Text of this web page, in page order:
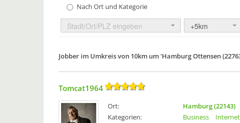
Nach Ort und Kategorie
Stadt/Ort/PLZ eingeben +5km
Jobber im Umkreis von 10km um 'Hamburg Ottensen
Tomcat1964
Ort:
Hamburg (22143)
Kategorien:
Business Internet